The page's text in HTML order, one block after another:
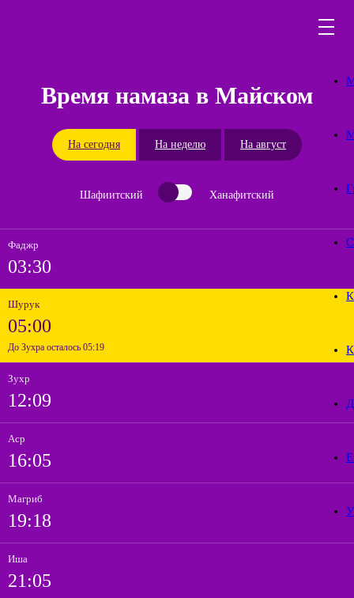
Время намаза в Майском
На сегодня На неделю На август
Шафиитский Ханафитский
Фаджр
03:30
Шурук
05:00
До Зухра осталось 05:19
Зухр
12:09
Аср
16:05
Магриб
19:18
Иша
21:05